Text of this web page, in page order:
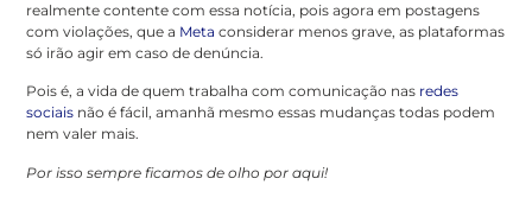
realmente contente com essa notícia, pois agora em postagens
com violações, que a Meta considerar menos grave, as plataformas
só irão agir em caso de denúncia.
Pois é, a vida de quem trabalha com comunicação nas redes
sociais não é fácil, amanhã mesmo essas mudanças todas podem
nem valer mais.
Por isso sempre ficamos de olho por aqui!